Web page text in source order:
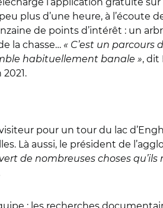
plus d’une heure, à l’écoute
de points d’intérêt : un
la chasse… « C’est un
habituellement banale », dit
pour un tour du lac
Là aussi, le président de
de nombreuses choses qu’ils